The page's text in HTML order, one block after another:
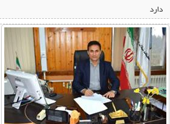
دارد